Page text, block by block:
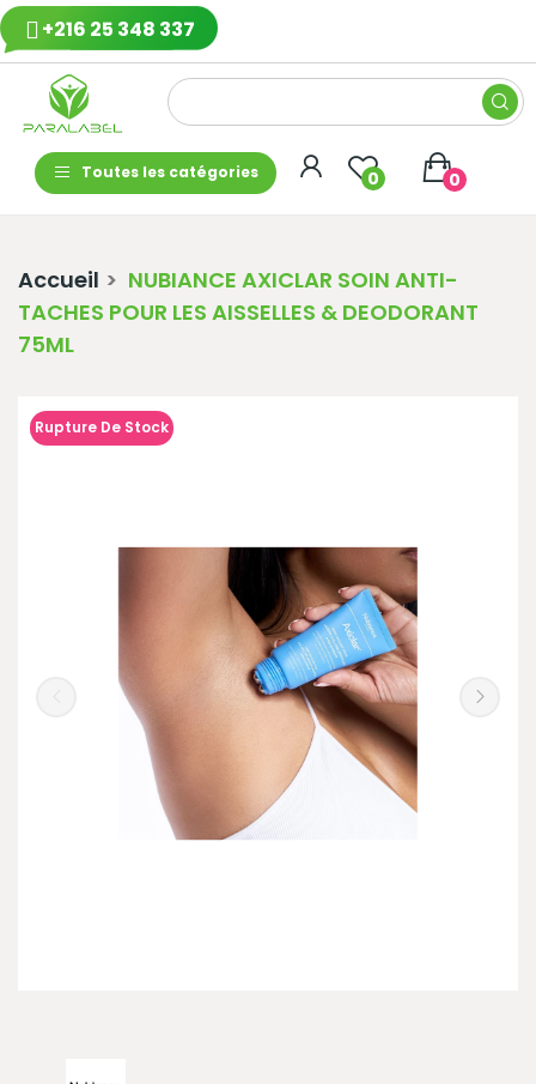
+216 25 348 337
Toutes les catégories 0 0
Accueil
NUBIANCE AXICLAR SOIN ANTI-
TACHES POUR LES AISSELLES & DEODORANT
75ML
Rupture De Stock